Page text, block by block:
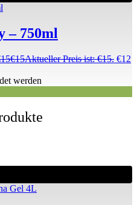
– 750ml
€15Aktueller Preis ist: €15. €12
werden